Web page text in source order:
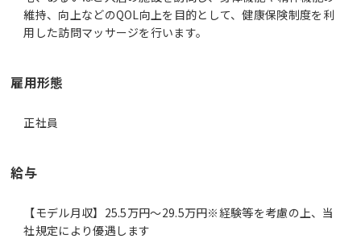
維持、向上などのQOL向上を目的として、健康保険制度を利
用した訪問マッサージを行います。
雇用形態
正社員
給与
【モデル月収】25.5万円〜29.5万円※経験等を考慮の上、当
社規定により優遇します